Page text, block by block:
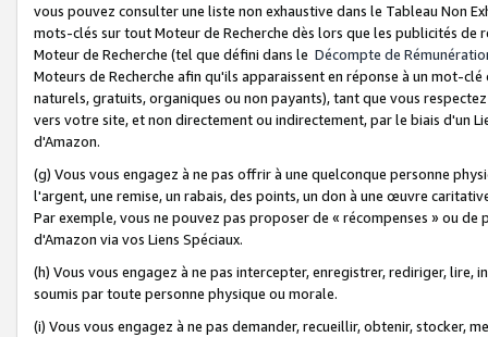
vous pouvez consulter une liste non exhaustive dans le Tableau Non
mots-clés sur tout Moteur de Recherche dès lors que les publicités de
Moteur de Recherche (tel que défini dans le Décompte de
Moteurs de Recherche afin qu'ils apparaissent en réponse à un mot-
naturels, gratuits, organiques ou non payants), tant que vous
vers votre site, et non directement ou indirectement, par le biais d'un
d'Amazon.
(g) Vous vous engagez à ne pas offrir à une quelconque personne
l'argent, une remise, un rabais, des points, un don à une œuvre
Par exemple, vous ne pouvez pas proposer de « récompenses » ou
d'Amazon via vos Liens Spéciaux.
(h) Vous vous engagez à ne pas intercepter, enregistrer, rediriger,
soumis par toute personne physique ou morale.
(i) Vous vous engagez à ne pas demander, recueillir, obtenir, stocker,